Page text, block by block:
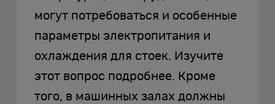
могут потребоваться и особенные
параметры электропитания и
охлаждения для стоек. Изучите
этот вопрос подробнее. Кроме
того, в машинных залах должны